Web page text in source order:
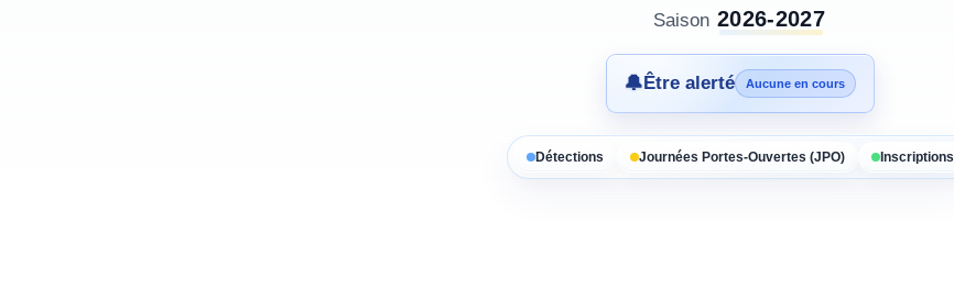
Saison 2026-2027
🔔Être alerté Aucune en cours
Détections Journées Portes-Ouvertes (JPO) Inscriptions